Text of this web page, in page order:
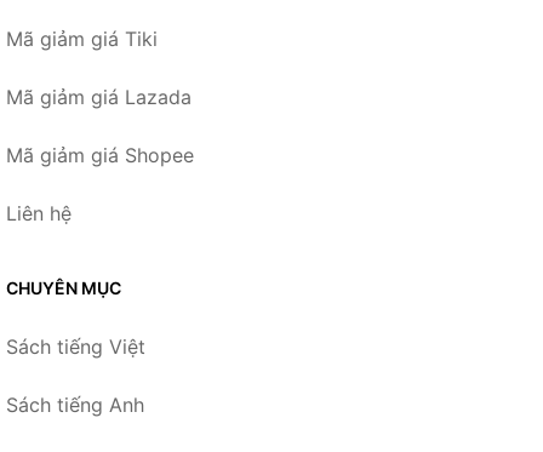
Mã giảm giá Tiki
Mã giảm giá Lazada
Mã giảm giá Shopee
Liên hệ
CHUYÊN MỤC
Sách tiếng Việt
Sách tiếng Anh